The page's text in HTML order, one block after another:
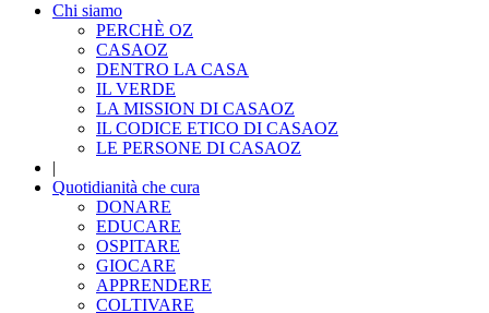
Chi siamo
PERCHÈ OZ
CASAOZ
DENTRO LA CASA
IL VERDE
LA MISSION DI CASAOZ
IL CODICE ETICO DI CASAOZ
LE PERSONE DI CASAOZ
|
Quotidianità che cura
DONARE
EDUCARE
OSPITARE
GIOCARE
APPRENDERE
COLTIVARE